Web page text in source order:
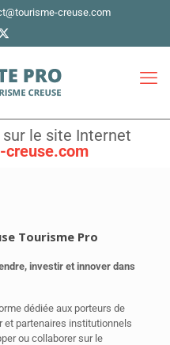
creuse.com
le site Internet
Tourisme Pro
investir et innover dans
dédiée aux porteurs de
et partenaires institutionnels
ou collaborer sur le